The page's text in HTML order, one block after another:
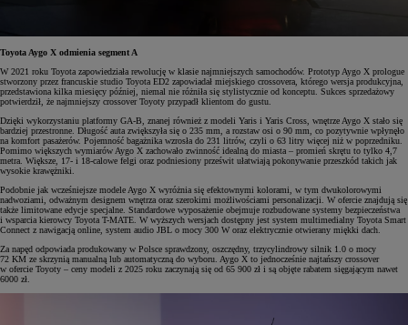
Toyota Aygo X odmienia segment A
W 2021 roku Toyota zapowiedziała rewolucję w klasie najmniejszych samochodów. Prototyp Aygo X prologue
stworzony przez francuskie studio Toyota ED2 zapowiadał miejskiego crossovera, którego wersja produkcyjna,
przedstawiona kilka miesięcy później, niemal nie różniła się stylistycznie od konceptu. Sukces sprzedażowy
potwierdził, że najmniejszy crossover Toyoty przypadł klientom do gustu.
Dzięki wykorzystaniu platformy GA-B, znanej również z modeli Yaris i Yaris Cross, wnętrze Aygo X stało się
bardziej przestronne. Długość auta zwiększyła się o 235 mm, a rozstaw osi o 90 mm, co pozytywnie wpłynęło
na komfort pasażerów. Pojemność bagażnika wzrosła do 231 litrów, czyli o 63 litry więcej niż w poprzedniku.
Pomimo większych wymiarów Aygo X zachowało zwinność idealną do miasta – promień skrętu to tylko 4,7
metra. Większe, 17- i 18-calowe felgi oraz podniesiony prześwit ułatwiają pokonywanie przeszkód takich jak
wysokie krawężniki.
Podobnie jak wcześniejsze modele Aygo X wyróżnia się efektownymi kolorami, w tym dwukolorowymi
nadwoziami, odważnym designem wnętrza oraz szerokimi możliwościami personalizacji. W ofercie znajdują się
także limitowane edycje specjalne. Standardowe wyposażenie obejmuje rozbudowane systemy bezpieczeństwa
i wsparcia kierowcy Toyota T-MATE. W wyższych wersjach dostępny jest system multimedialny Toyota Smart
Connect z nawigacją online, system audio JBL o mocy 300 W oraz elektrycznie otwierany miękki dach.
Za napęd odpowiada produkowany w Polsce sprawdzony, oszczędny, trzycylindrowy silnik 1.0 o mocy
72 KM ze skrzynią manualną lub automatyczną do wyboru. Aygo X to jednocześnie najtańszy crossover
w ofercie Toyoty – ceny modeli z 2025 roku zaczynają się od 65 900 zł i są objęte rabatem sięgającym nawet
6000 zł.